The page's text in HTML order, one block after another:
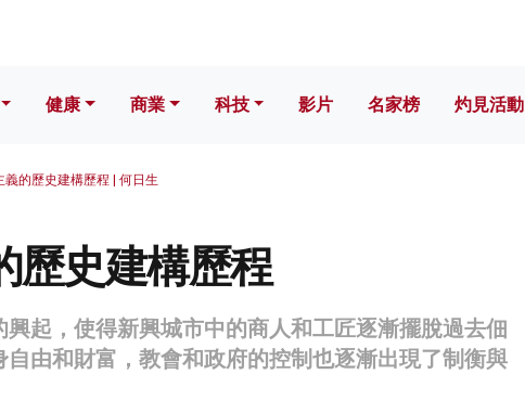
健康 商業 科技 影片 名家榜 灼見活動
義的歷史建構歷程 | 何日生
歷史建構歷程
起，使得新興城市中的商人和工匠逐漸擺脫過去佃
自由和財富，教會和政府的控制也逐漸出現了制衡與